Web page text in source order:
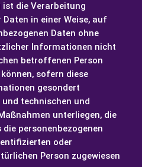
ist die Verarbeitung
in einer Weise, auf
Daten ohne
Informationen nicht
betroffenen Person
sofern diese
gesondert
technischen und
unterliegen, die
personenbezogenen
oder
Person zugewiesen